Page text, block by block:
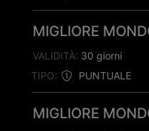
MIGLIORE
TIPO: PUNTUALE
VALIDITÀ: 30 giorni
MIGLIORE